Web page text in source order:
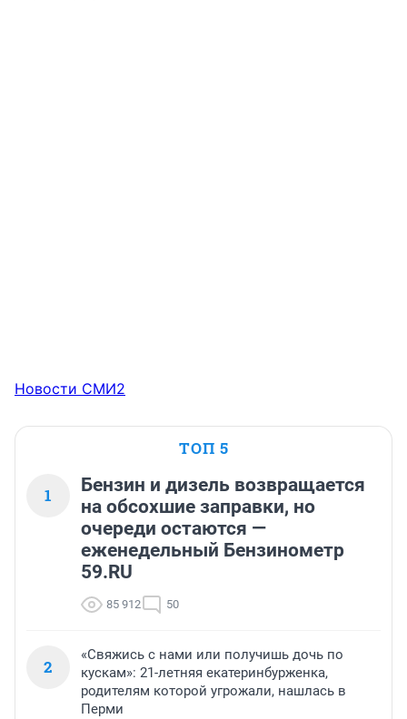
Новости СМИ2
ТОП 5
1
Бензин и дизель возвращается
на обсохшие заправки, но
очереди остаются —
еженедельный Бензинометр
59.RU
85 912 50
2
«Свяжись с нами или получишь дочь по
кускам»: 21-летняя екатеринбурженка,
родителям которой угрожали, нашлась в
Перми